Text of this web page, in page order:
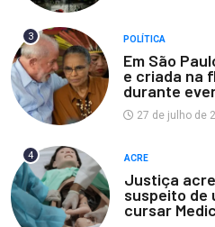
3 POLÍTICA
Em São
e criada na
durante
27 de julho de
4 ACRE
Justiça
suspeito de
cursar